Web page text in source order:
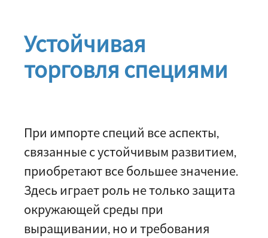
Устойчивая
торговля специями
При импорте специй все аспекты,
связанные с устойчивым развитием,
приобретают все большее значение.
Здесь играет роль не только защита
окружающей среды при
выращивании, но и требования